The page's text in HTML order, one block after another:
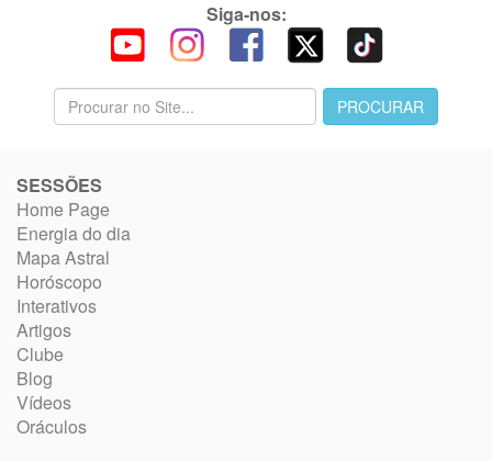
Siga-nos:
SESSÕES
Home Page
Energia do dia
Mapa Astral
Horóscopo
Interativos
Artigos
Clube
Blog
Vídeos
Oráculos